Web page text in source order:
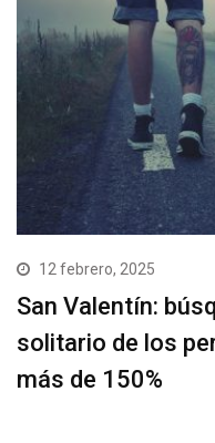
12 febrero, 2025
San Valentín:
solitario de los
más de 150%